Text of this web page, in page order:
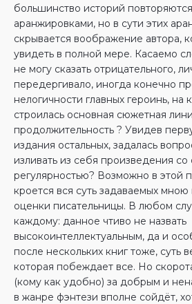
большинство историй
аранжировками, но в сути этих
скрывается воображение автора,
увидеть в полной мере. Касаемо
не могу сказать отрицательного,
передергивало, иногда конечно
нелогичности главных героинь, на
строилась основная сюжетная
продолжительность ? Увидев
издания остальных, задалась
изливать из себя произведения со
регулярностью? Возможно в этой
кроется вся суть задаваемых
оценки писательницы. В любом
каждому: данное чтиво не назвать
высокоинтеллектуальным, да и
после нескольких книг тоже, суть
которая побеждает все. Но
(кому как удобно) за добрым и
в жанре фэнтези вполне сойдёт,